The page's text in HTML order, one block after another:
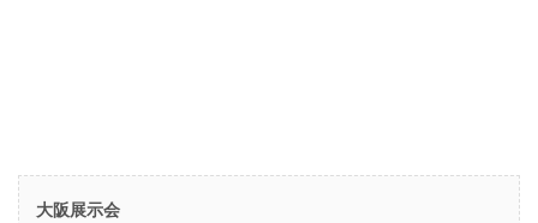
大阪展示会